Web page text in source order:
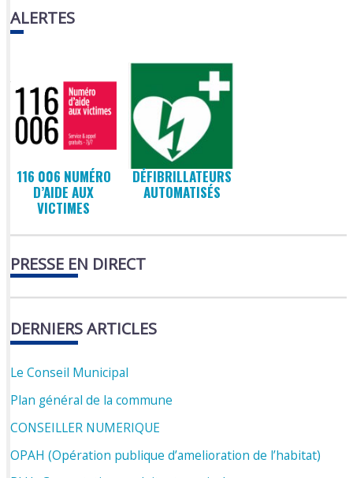
ALERTES
116 006 NUMÉRO
D’AIDE AUX
VICTIMES
DÉFIBRILLATEURS
AUTOMATISÉS
PRESSE EN DIRECT
DERNIERS ARTICLES
Le Conseil Municipal
Plan général de la commune
CONSEILLER NUMERIQUE
OPAH (Opération publique d’amelioration de l’habitat)